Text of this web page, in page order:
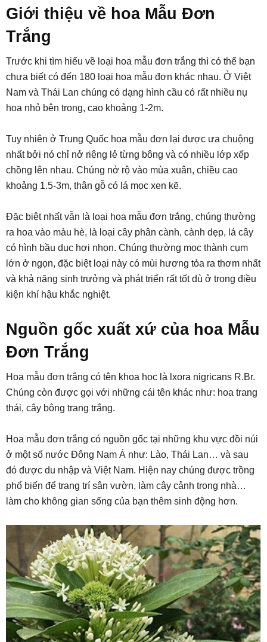
Giới thiệu về hoa Mẫu Đơn
Trắng
Trước khi tìm hiểu về loại hoa mẫu đơn trắng thì có thể bạn
chưa biết có đến 180 loại hoa mẫu đơn khác nhau. Ở Việt
Nam và Thái Lan chúng có dạng hình cầu có rất nhiều nụ
hoa nhỏ bên trong, cao khoảng 1-2m.
Tuy nhiên ở Trung Quốc hoa mẫu đơn lại được ưa chuộng
nhất bởi nó chỉ nở riêng lẻ từng bông và có nhiều lớp xếp
chồng lên nhau. Chúng nở rộ vào mùa xuân, chiều cao
khoảng 1.5-3m, thân gỗ có lá mọc xen kẽ.
Đặc biệt nhất vẫn là loại hoa mẫu đơn trắng, chúng thường
ra hoa vào màu hè, là loại cây phân cành, cành dẹp, lá cây
có hình bầu dục hơi nhọn. Chúng thường mọc thành cụm
lớn ở ngọn, đặc biệt loại này có mùi hương tỏa ra thơm nhất
và khả năng sinh trưởng và phát triển rất tốt dù ở trong điều
kiện khí hậu khắc nghiệt.
Nguồn gốc xuất xứ của hoa Mẫu
Đơn Trắng
Hoa mẫu đơn trắng có tên khoa học là lxora nigricans R.Br.
Chúng còn được gọi với những cái tên khác như: hoa trang
thái, cây bông trang trắng.
Hoa mẫu đơn trắng có nguồn gốc tại những khu vực đồi núi
ở một số nước Đông Nam Á như: Lào, Thái Lan… và sau
đó được du nhập và Việt Nam. Hiện nay chúng được trồng
phổ biến để trang trí sân vườn, làm cây cảnh trong nhà…
làm cho không gian sống của bạn thêm sinh động hơn.